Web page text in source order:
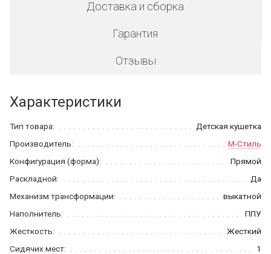
Доставка и сборка
Гарантия
Отзывы
Характеристики
Тип товара:
Детская кушетка
Производитель:
М-Стиль
Конфигурация (форма):
Прямой
Раскладной:
Да
Механизм трансформации:
выкатной
Наполнитель:
ППУ
Жесткость:
Жесткий
Сидячих мест:
1